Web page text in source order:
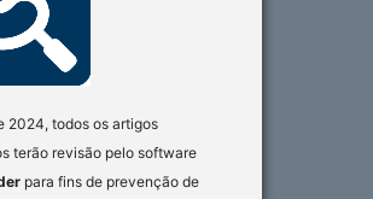
2024, todos os artigos
terão revisão pelo software
para fins de prevenção de